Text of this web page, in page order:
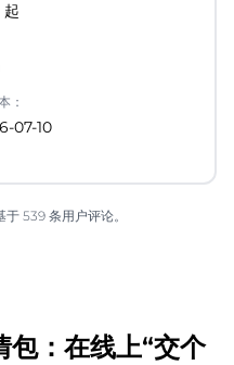
：
07-10
539 条用户评论。
包：在线上“交个